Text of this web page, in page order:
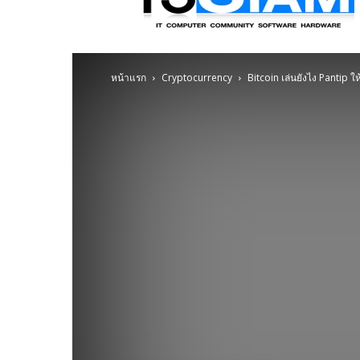
ไอที
ข้อมูล
ข่าวสาร
เกี่ยว
หน้าแรก Cryptocurrency Bitcoin เล่นยังไง Pantip